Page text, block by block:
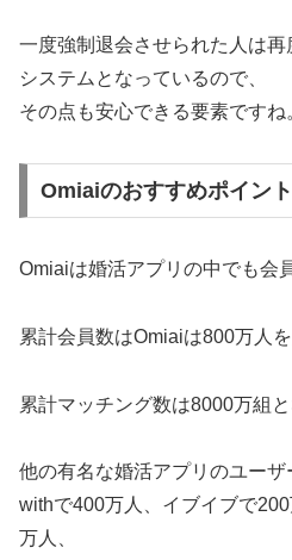
一度強制退会させられた人は
システムとなっているので、
その点も安心できる要素ですね
Omiaiのおすすめポイン
Omiaiは婚活アプリの中でも会
累計会員数はOmiaiは800万人を
累計マッチング数は8000万組と
他の有名な婚活アプリのユーザ
withで400万人、イブイブで
万人、